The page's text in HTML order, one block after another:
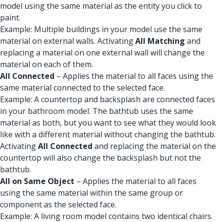
model using the same material as the entity you click to
paint.
Example: Multiple buildings in your model use the same
material on external walls. ActivatingAll Matching and
replacing a material on one external wall will change the
material on each of them.
All Connected – Applies the material to all faces using the
same material connected to the selected face.
Example: A countertop and backsplash are connected faces
in your bathroom model. The bathtub uses the same
material as both, but you want to see what they would look
like with a different material without changing the bathtub.
ActivatingAll Connected and replacing the material on the
countertop will also change the backsplash but not the
bathtub.
All on Same Object – Applies the material to all faces
using the same material within the same group or
component as the selected face.
Example: A living room model contains two identical chairs.